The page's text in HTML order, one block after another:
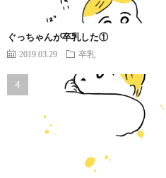
ぐっちゃんが卒乳した①
2019.03.29 卒乳